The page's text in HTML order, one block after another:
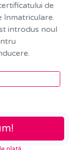
de
înmatriculare.
introdus noul